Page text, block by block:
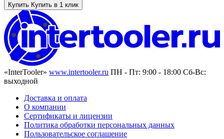
Купить Купить в 1 клик
«InterTooler» www.intertooler.ru ПН - Пт: 9:00 - 18:00 Сб-Вс:
выходной
Доставка и оплата
О компании
Сертификаты и лицензии
Политика обработки персональных данных
Пользовательское соглашение